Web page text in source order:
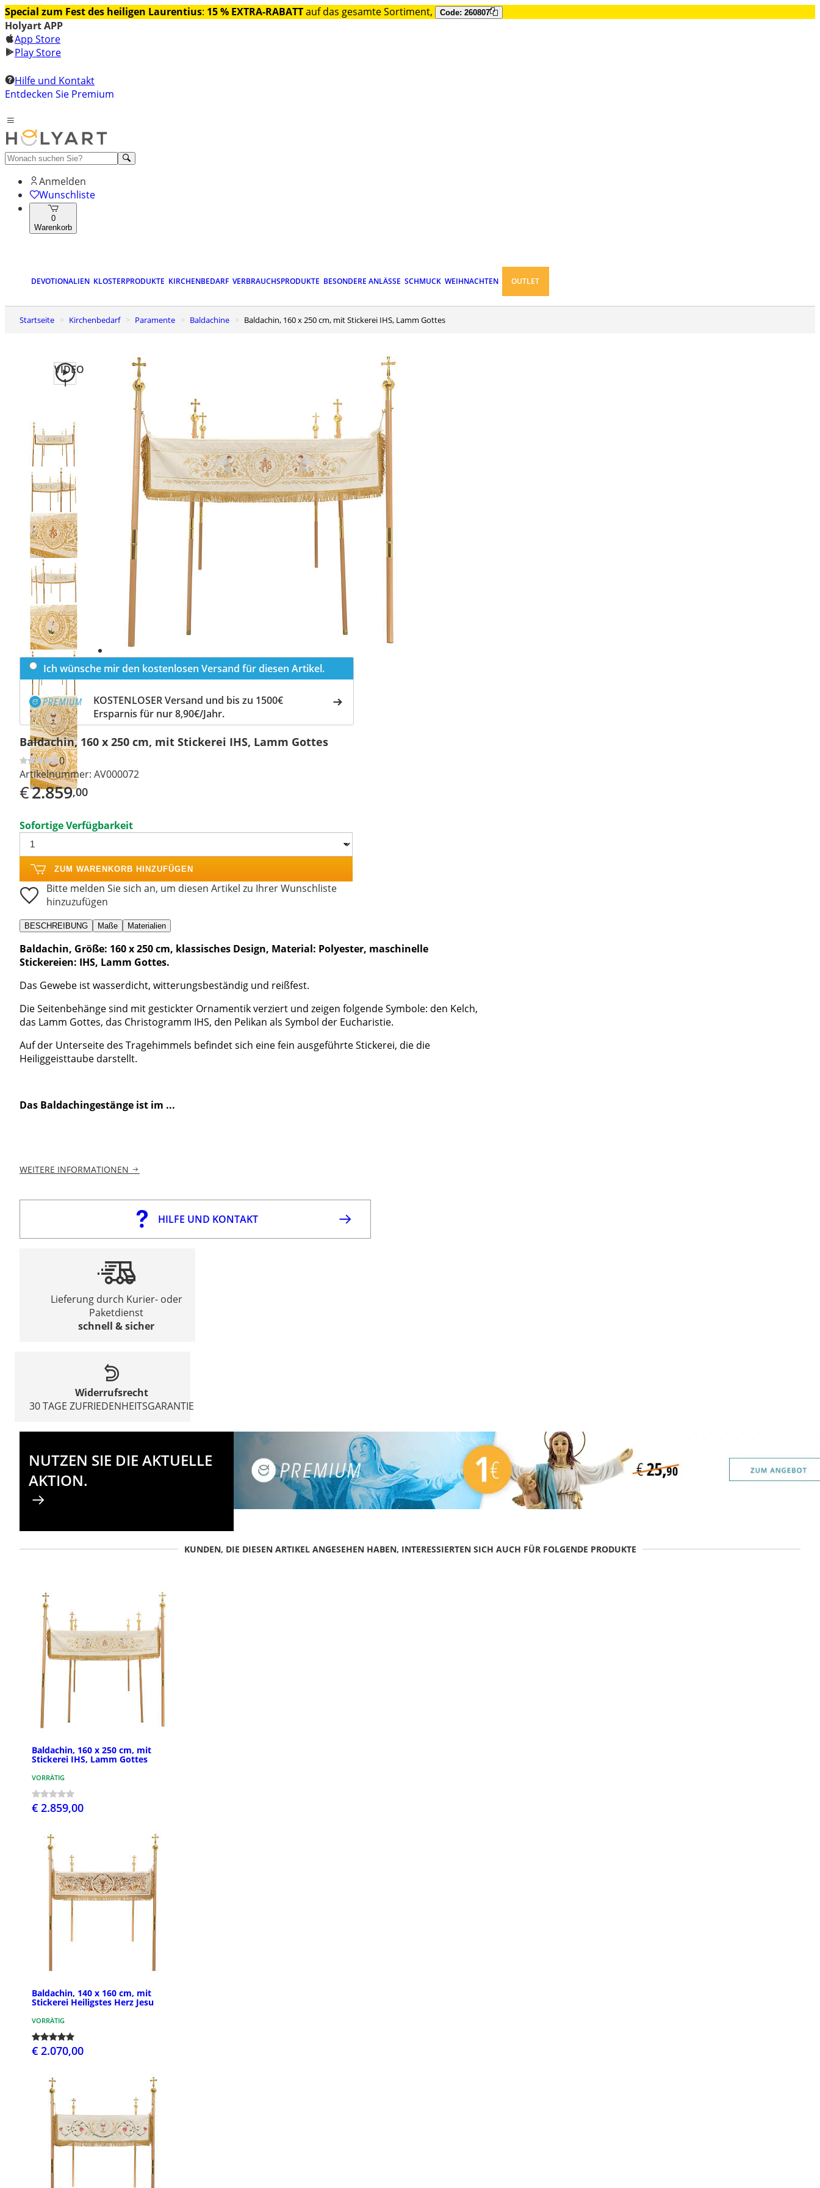
Special zum Fest des heiligen Laurentius: 15 % EXTRA-RABATTauf das gesamte Sortiment, Code: 260807
Holyart APP
App Store
Play Store
Hilfe und Kontakt
Entdecken Sie Premium
Anmelden
Wunschliste
0
Warenkorb
DEVOTIONALIEN KLOSTERPRODUKTE KIRCHENBEDARF VERBRAUCHSPRODUKTE BESONDERE ANLÄSSE SCHMUCK WEIHNACHTEN OUTLET
Startseite Kirchenbedarf Paramente Baldachine Baldachin, 160 x 250 cm, mit Stickerei IHS, Lamm Gottes
VIDEO
1
Previous
slide
Next
slide
Ich wünsche mir den kostenlosen Versand für diesen Artikel.
KOSTENLOSER Versand und bis zu 1500€
Ersparnis für nur 8,90€/Jahr.
Baldachin, 160 x 250 cm, mit Stickerei IHS, Lamm Gottes
0
Artikelnummer: AV000072
€2.859,00
Sofortige Verfügbarkeit
ZUM WARENKORB HINZUFÜGEN
Bitte melden Sie sich an, um diesen Artikel zu Ihrer Wunschliste
hinzuzufügen
BESCHREIBUNG Maße Materialien
Baldachin, Größe: 160 x 250 cm, klassisches Design, Material: Polyester, maschinelle
Stickereien: IHS, Lamm Gottes.
Das Gewebe ist wasserdicht, witterungsbeständig und reißfest.
Die Seitenbehänge sind mit gestickter Ornamentik verziert und zeigen folgende Symbole: den Kelch,
das Lamm Gottes, das Christogramm IHS, den Pelikan als Symbol der Eucharistie.
Auf der Unterseite des Tragehimmels befindet sich eine fein ausgeführte Stickerei, die die
Heiliggeisttaube darstellt.
Das Baldachingestänge ist im ...
WEITERE INFORMATIONEN
HILFE UND KONTAKT
Lieferung durch Kurier- oder
Paketdienst
schnell & sicher
Widerrufsrecht
30 TAGE ZUFRIEDENHEITSGARANTIE
NUTZEN SIE DIE AKTUELLE
AKTION.
KUNDEN, DIE DIESEN ARTIKEL ANGESEHEN HABEN, INTERESSIERTEN SICH AUCH FÜR FOLGENDE PRODUKTE
Baldachin, 160 x 250 cm, mit
Stickerei IHS, Lamm Gottes
VORRÄTIG
€ 2.859,00
Baldachin, 140 x 160 cm, mit
Stickerei Heiligstes Herz Jesu
VORRÄTIG
€ 2.070,00